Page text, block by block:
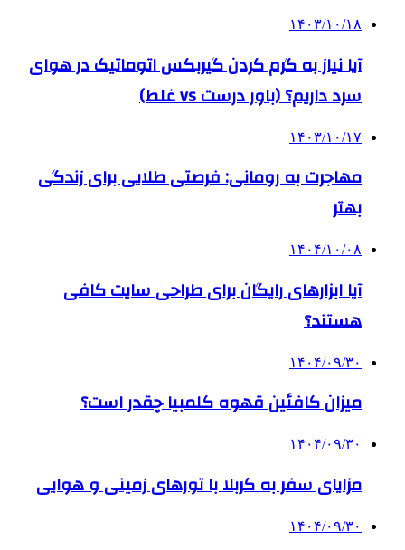
۱۴۰۳/۱۰/۱۸
آیا نیاز به گرم کردن گیربکس اتوماتیک در هوای
سرد داریم؟ (باور درست vs غلط)
۱۴۰۳/۱۰/۱۷
مهاجرت به رومانی: فرصتی طلایی برای زندگی
بهتر
۱۴۰۴/۱۰/۰۸
آیا ابزارهای رایگان برای طراحی سایت کافی
هستند؟
۱۴۰۴/۰۹/۳۰
میزان کافئین قهوه کلمبیا چقدر است؟
۱۴۰۴/۰۹/۳۰
مزایای سفر به کربلا با تورهای زمینی و هوایی
۱۴۰۴/۰۹/۳۰